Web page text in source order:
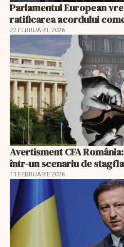
Parlamentul European
ratificarea acordului
22 FEBRUARIE 2026
Avertisment CFA
într-un scenariu de
11 FEBRUARIE 2026
EXCLUSIV